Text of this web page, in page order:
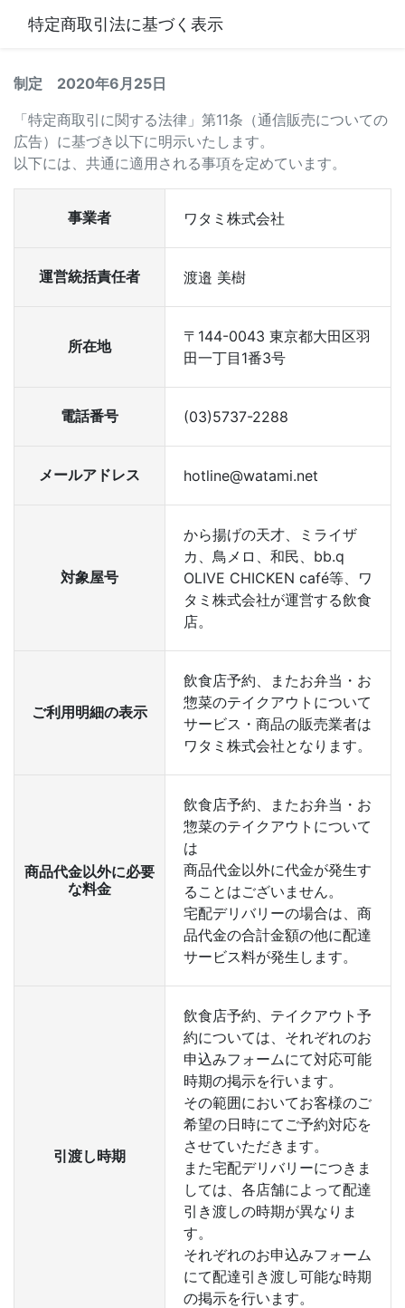
特定商取引法に基づく表示
制定 2020年6月25日
「特定商取引に関する法律」第11条（通信販売についての
広告）に基づき以下に明示いたします。
以下には、共通に適用される事項を定めています。
事業者 ワタミ株式会社
運営統括責任者 渡邉 美樹
所在地
〒144-0043 東京都大田区羽
田一丁目1番3号
電話番号 (03)5737-2288
メールアドレス hotline@watami.net
対象屋号
から揚げの天才、ミライザ
カ、鳥メロ、和民、bb.q
OLIVE CHICKEN café等、ワ
タミ株式会社が運営する飲食
店。
ご利用明細の表示
飲食店予約、またお弁当・お
惣菜のテイクアウトについて
サービス・商品の販売業者は
ワタミ株式会社となります。
商品代金以外に必要
な料金
飲食店予約、またお弁当・お
惣菜のテイクアウトについて
は
商品代金以外に代金が発生す
ることはございません。
宅配デリバリーの場合は、商
品代金の合計金額の他に配達
サービス料が発生します。
引渡し時期
飲食店予約、テイクアウト予
約については、それぞれのお
申込みフォームにて対応可能
時期の掲示を行います。
その範囲においてお客様のご
希望の日時にてご予約対応を
させていただきます。
また宅配デリバリーにつきま
しては、各店舗によって配達
引き渡しの時期が異なりま
す。
それぞれのお申込みフォーム
にて配達引き渡し可能な時期
の掲示を行います。